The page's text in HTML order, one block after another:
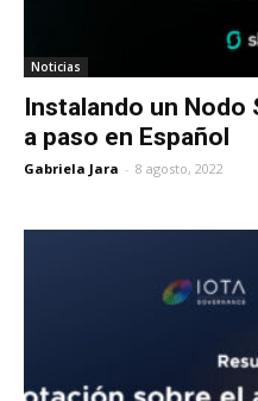
Noticias
Instalando un Nodo
a paso en Español
Gabriela Jara - 8 agosto, 2022